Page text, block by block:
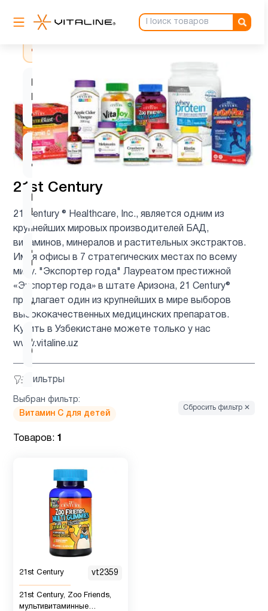
21st Century
21 Century ® Healthcare, Inc., является одним из
крупнейших мировых производителей БАД,
витаминов, минералов и растительных экстрактов.
Имея офисы в 7 стратегических местах по всему
миру. "Экспортер года" Лауреатом престижной
«Экспортер года» в штате Аризона, 21 Century®
предлагает один из крупнейших в мире выборов
высококачественных медицинских препаратов.
Купить в Узбекистане можете только у нас
www.vitaline.uz
Фильтры
Витамин
C для
детей
детей
1
Витамин
д3
9
Е
Детские
мультивитамины
1
Детям 3
Для
беременных
подростков
Для
Железо 1
Женщинам 7
Кальции 7
Выбран фильтр:
Витамин C для детей
Сбросить фильтр ✕
Товаров: 1
21st Century vt2359
21st Century, Zoo Friends,
мультивитаминные